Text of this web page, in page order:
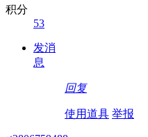
积分
53
发消
息
回复
使用道具 举报